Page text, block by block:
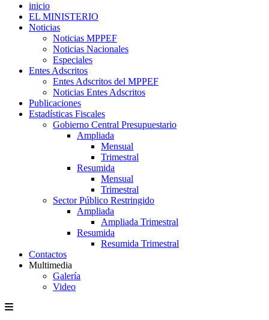
inicio
EL MINISTERIO
Noticias
Noticias MPPEF
Noticias Nacionales
Especiales
Entes Adscritos
Entes Adscritos del MPPEF
Noticias Entes Adscritos
Publicaciones
Estadísticas Fiscales
Gobierno Central Presupuestario
Ampliada
Mensual
Trimestral
Resumida
Mensual
Trimestral
Sector Público Restringido
Ampliada
Ampliada Trimestral
Resumida
Resumida Trimestral
Contactos
Multimedia
Galería
Video